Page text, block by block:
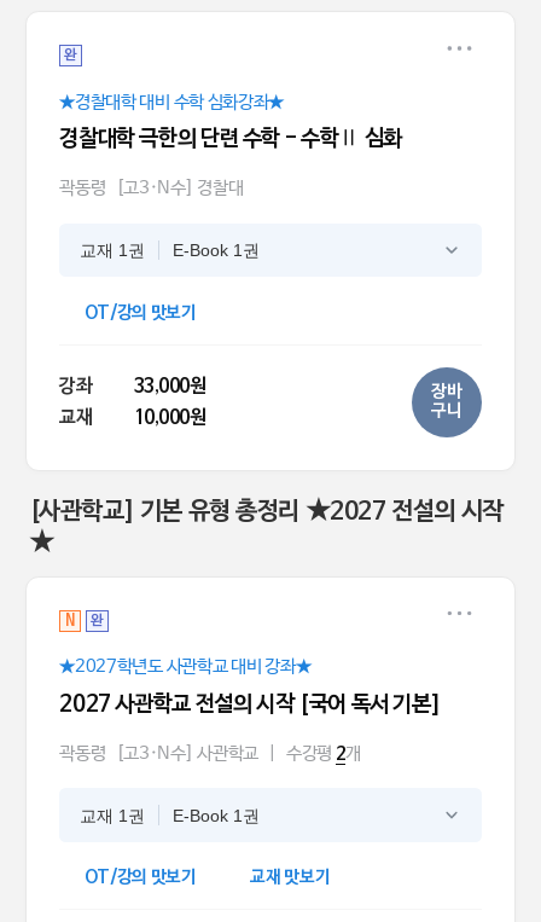
완
★경찰대학 대비 수학 심화강좌★
경찰대학 극한의 단련 수학 - 수학Ⅱ 심화
곽동령 [고3·N수] 경찰대
교재 1권 E-Book 1권
OT/강의 맛보기
강좌
33,000원
교재
10,000원
장바
구니
[사관학교] 기본 유형 총정리 ★2027 전설의 시작
★
N 완
★2027학년도 사관학교 대비 강좌★
2027 사관학교 전설의 시작 [국어 독서 기본]
곽동령 [고3·N수] 사관학교 수강평 2개
교재 1권 E-Book 1권
OT/강의 맛보기 교재 맛보기